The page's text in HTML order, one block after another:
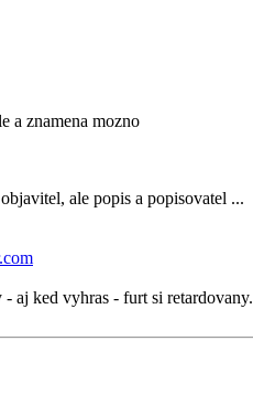
a znamena mozno
ale popis a popisovatel ...
- aj ked vyhras - furt si retardovany.